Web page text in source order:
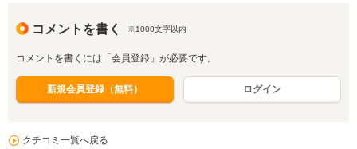
コメントを書く ※1000文字以内
コメントを書くには「会員登録」が必要です。
新規会員登録（無料） ログイン
クチコミ一覧へ戻る